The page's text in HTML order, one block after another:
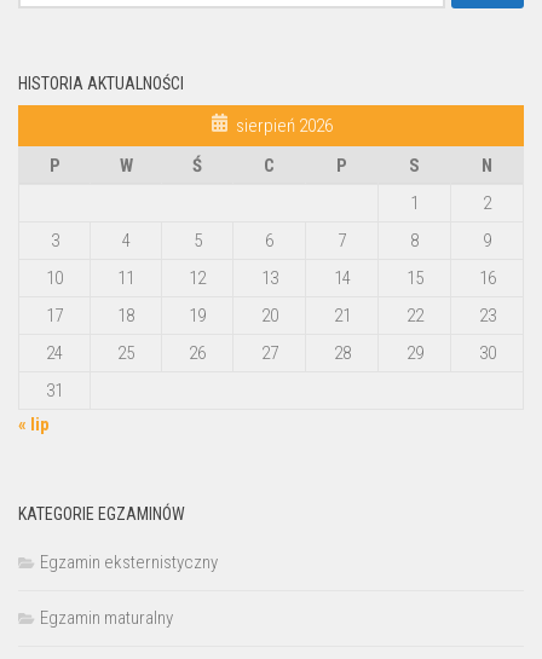
HISTORIA AKTUALNOŚCI
sierpień 2026
P
W Ś C P S
N
1
2
3
4 5 6 7 8
9
10
11 12 13 14 15
16
17
18 19 20 21 22
23
24
25 26 27 28 29
30
31
« lip
KATEGORIE EGZAMINÓW
Egzamin eksternistyczny
Egzamin maturalny